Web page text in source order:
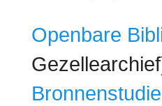
Openbare
Bronnenstudie